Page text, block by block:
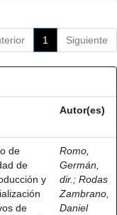
1 Siguiente
Autor(es)
de
de
y
de
Romo,
Germán,
dir. ; Rodas
Zambrano,
Daniel